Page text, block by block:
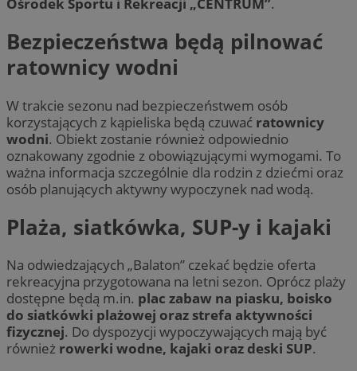
Bezpieczeństwa będą pilnować
ratownicy wodni
W trakcie sezonu nad bezpieczeństwem osób
korzystających z kąpieliska będą czuwać ratownicy
wodni. Obiekt zostanie również odpowiednio
oznakowany zgodnie z obowiązującymi wymogami. To
ważna informacja szczególnie dla rodzin z dziećmi oraz
osób planujących aktywny wypoczynek nad wodą.
Plaża, siatkówka, SUP-y i kajaki
Na odwiedzających „Balaton” czekać będzie oferta
rekreacyjna przygotowana na letni sezon. Oprócz plaży
dostępne będą m.in. plac zabaw na piasku, boisko
do siatkówki plażowej oraz strefa aktywności
fizycznej. Do dyspozycji wypoczywających mają być
również rowerki wodne, kajaki oraz deski SUP.